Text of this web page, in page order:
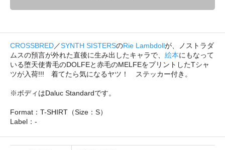
CROSSBRED／SYNTH SISTERSのRie Lambdollが、ノストラダ
ムスの預言が外れた直後に生み出したキャラで、 絵本にもなって
いる堕天使青毛のDOLFEと赤毛のMELFEをプリントしたTシャ
ツが入荷!!! 着てたら気になるヤツ！ ステッカー付き。
※ボディはDaluc Standardです。
Format：T-SHIRT（Size：S）
Label：-